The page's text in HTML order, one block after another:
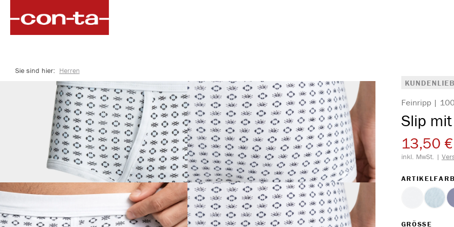
Zur Hauptnavigation springen
Sie sind hier: Herren
Feinripp |
Slip
13,50 €
inkl. MwSt. |
weiss
GRÖSSE